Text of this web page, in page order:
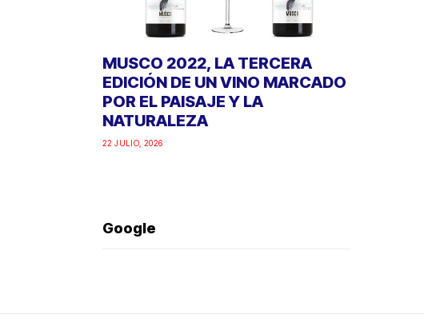
MUSCO 2022, LA TERCERA
EDICIÓN DE UN VINO MARCADO
POR EL PAISAJE Y LA
NATURALEZA
22 JULIO, 2026
Google